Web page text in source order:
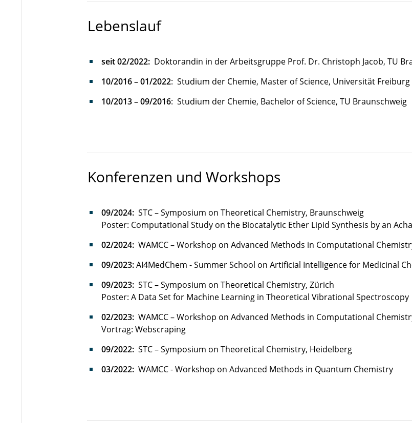
Lebenslauf
seit 02/2022: Doktorandin in der Arbeitsgruppe Prof. Dr. Christoph Jacob, TU
10/2016 – 01/2022: Studium der Chemie, Master of Science, Universität Freiburg
10/2013 – 09/2016: Studium der Chemie, Bachelor of Science, TU Braunschweig
Konferenzen und Workshops
09/2024:STC – Symposium on Theoretical Chemistry, Braunschweig
Poster: Computational Study on the Biocatalytic Ether Lipid Synthesis by an
02/2024:WAMCC – Workshop on Advanced Methods in Computational
09/2023:AI4MedChem - Summer School on Artificial Intelligence for Medicinal
09/2023:STC – Symposium on Theoretical Chemistry, Zürich
Poster: A Data Set for Machine Learning in Theoretical Vibrational Spectroscopy
02/2023:WAMCC – Workshop on Advanced Methods in Computational
Vortrag: Webscraping
09/2022:STC – Symposium on Theoretical Chemistry, Heidelberg
03/2022:WAMCC - Workshop on Advanced Methods in Quantum Chemistry